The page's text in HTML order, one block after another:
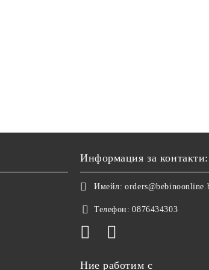
Информация за контакти:
Имейл:
Телефон: 0876434303
Ние работим с